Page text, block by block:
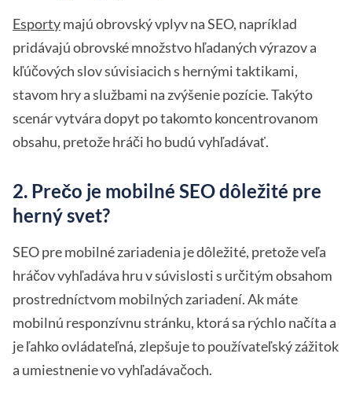
Esportymajú obrovský vplyv na SEO, napríklad
pridávajú obrovské množstvo hľadaných výrazov a
kľúčových slov súvisiacich s hernými taktikami,
stavom hry a službami na zvýšenie pozície. Takýto
scenár vytvára dopyt po takomto koncentrovanom
obsahu, pretože hráči ho budú vyhľadávať.
2. Prečo je mobilné SEO dôležité pre
herný svet?
SEO pre mobilné zariadenia je dôležité, pretože veľa
hráčov vyhľadáva hru v súvislosti s určitým obsahom
prostredníctvom mobilných zariadení. Ak máte
mobilnú responzívnu stránku, ktorá sa rýchlo načíta a
je ľahko ovládateľná, zlepšuje to používateľský zážitok
a umiestnenie vo vyhľadávačoch.